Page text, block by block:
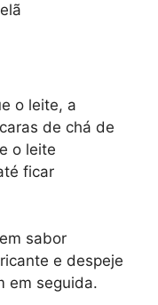
o leite, a
de chá de
o leite
ficar
sabor
e despeje
em seguida.